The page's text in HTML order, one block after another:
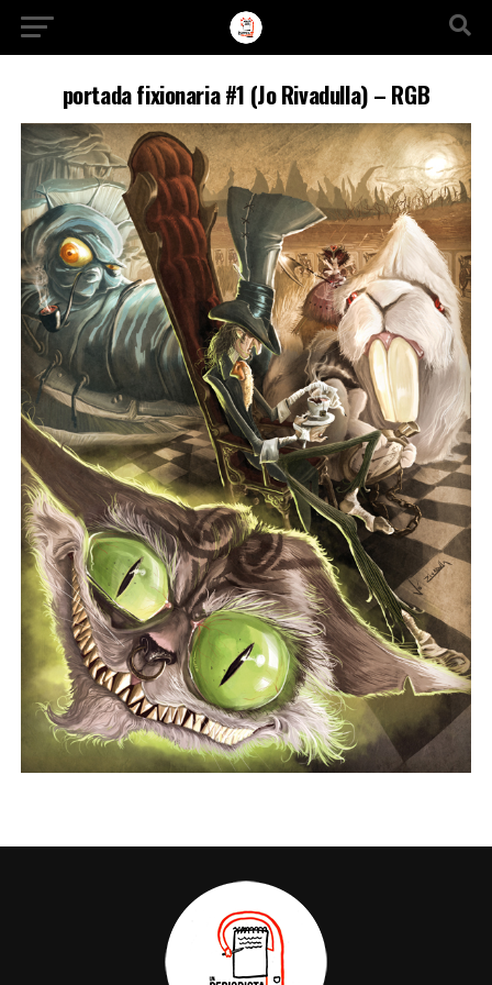
portada fixionaria #1 (Jo Rivadulla) – RGB
Ir a la versión móvil